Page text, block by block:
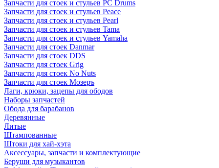
Запчасти для стоек и стульев PC Drums
Запчасти для стоек и стульев Peace
Запчасти для стоек и стульев Pearl
Запчасти для стоек и стульев Tama
Запчасти для стоек и стульев Yamaha
Запчасти для стоек Danmar
Запчасти для стоек DDS
Запчасти для стоек Grig
Запчасти для стоек No Nuts
Запчасти для стоек Мозеръ
Лаги, крюки, зацепы для ободов
Наборы запчастей
Обода для барабанов
Деревянные
Литые
Штампованные
Штоки для хай-хэта
Аксессуары, запчасти и комплектующие
Беруши для музыкантов